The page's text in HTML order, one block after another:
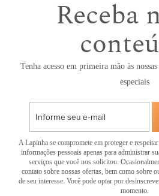
Receba
Tenha acesso em primeira mão às
especiais
A Lapinha se compromete em proteger e
informações pessoais apenas para administrar
serviços que você nos solicitou.
contato sobre nossas ofertas, bem como sobre
de seu interesse. Você pode optar por
momento.